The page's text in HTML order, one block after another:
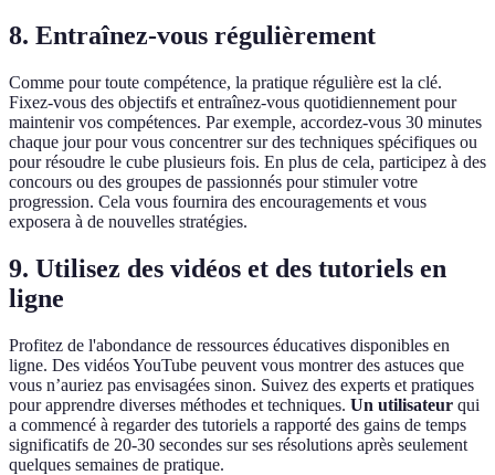
8. Entraînez-vous régulièrement
Comme pour toute compétence, la pratique régulière est la clé.
Fixez-vous des objectifs et entraînez-vous quotidiennement pour
maintenir vos compétences. Par exemple, accordez-vous 30 minutes
chaque jour pour vous concentrer sur des techniques spécifiques ou
pour résoudre le cube plusieurs fois. En plus de cela, participez à des
concours ou des groupes de passionnés pour stimuler votre
progression. Cela vous fournira des encouragements et vous
exposera à de nouvelles stratégies.
9. Utilisez des vidéos et des tutoriels en
ligne
Profitez de l'abondance de ressources éducatives disponibles en
ligne. Des vidéos YouTube peuvent vous montrer des astuces que
vous n’auriez pas envisagées sinon. Suivez des experts et pratiques
pour apprendre diverses méthodes et techniques. Un utilisateur qui
a commencé à regarder des tutoriels a rapporté des gains de temps
significatifs de 20-30 secondes sur ses résolutions après seulement
quelques semaines de pratique.